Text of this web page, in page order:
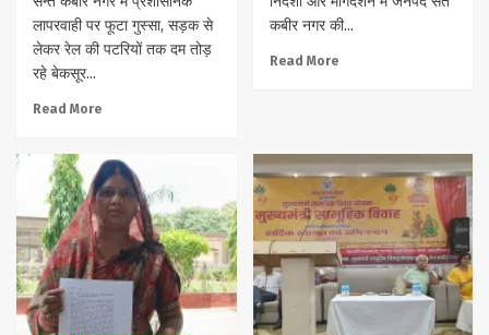
लापरवाही पर फूटा गुस्सा, सड़क से
लेकर रेल की पटरियों तक दम तोड़
रहे बेकसूर...
Read More
कबीर नगर की...
Read More